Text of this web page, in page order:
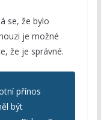
se, že bylo
je možné
že je správné.
přínos
být